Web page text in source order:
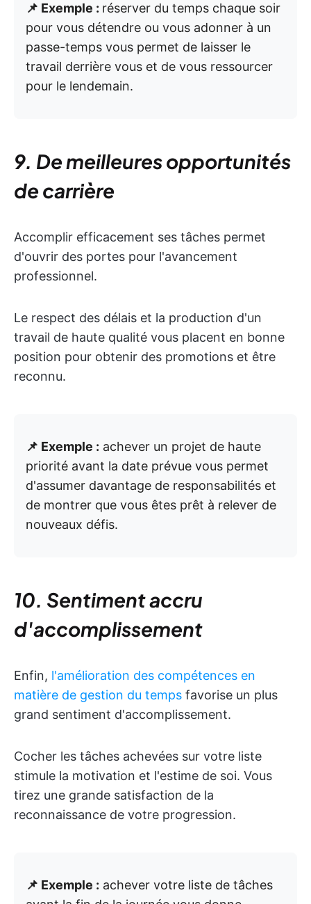
📌 Exemple : réserver du temps chaque soir
pour vous détendre ou vous adonner à un
passe-temps vous permet de laisser le
travail derrière vous et de vous ressourcer
pour le lendemain.
9. De meilleures opportunités
de carrière
Accomplir efficacement ses tâches permet
d'ouvrir des portes pour l'avancement
professionnel.
Le respect des délais et la production d'un
travail de haute qualité vous placent en bonne
position pour obtenir des promotions et être
reconnu.
📌 Exemple : achever un projet de haute
priorité avant la date prévue vous permet
d'assumer davantage de responsabilités et
de montrer que vous êtes prêt à relever de
nouveaux défis.
10. Sentiment accru
d'accomplissement
Enfin, l'amélioration des compétences en
matière de gestion du temps favorise un plus
grand sentiment d'accomplissement.
Cocher les tâches achevées sur votre liste
stimule la motivation et l'estime de soi. Vous
tirez une grande satisfaction de la
reconnaissance de votre progression.
📌 Exemple : achever votre liste de tâches